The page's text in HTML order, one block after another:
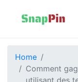
Home
Comment
utilisant des